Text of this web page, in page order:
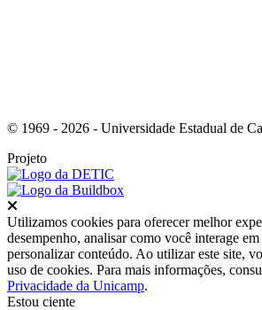
© 1969 - 2026 - Universidade Estadual de
Projeto
Utilizamos cookies para oferecer melhor
desempenho, analisar como você interage em
personalizar conteúdo. Ao utilizar este site,
uso de cookies. Para mais informações,
Privacidade da Unicamp.
Estou ciente